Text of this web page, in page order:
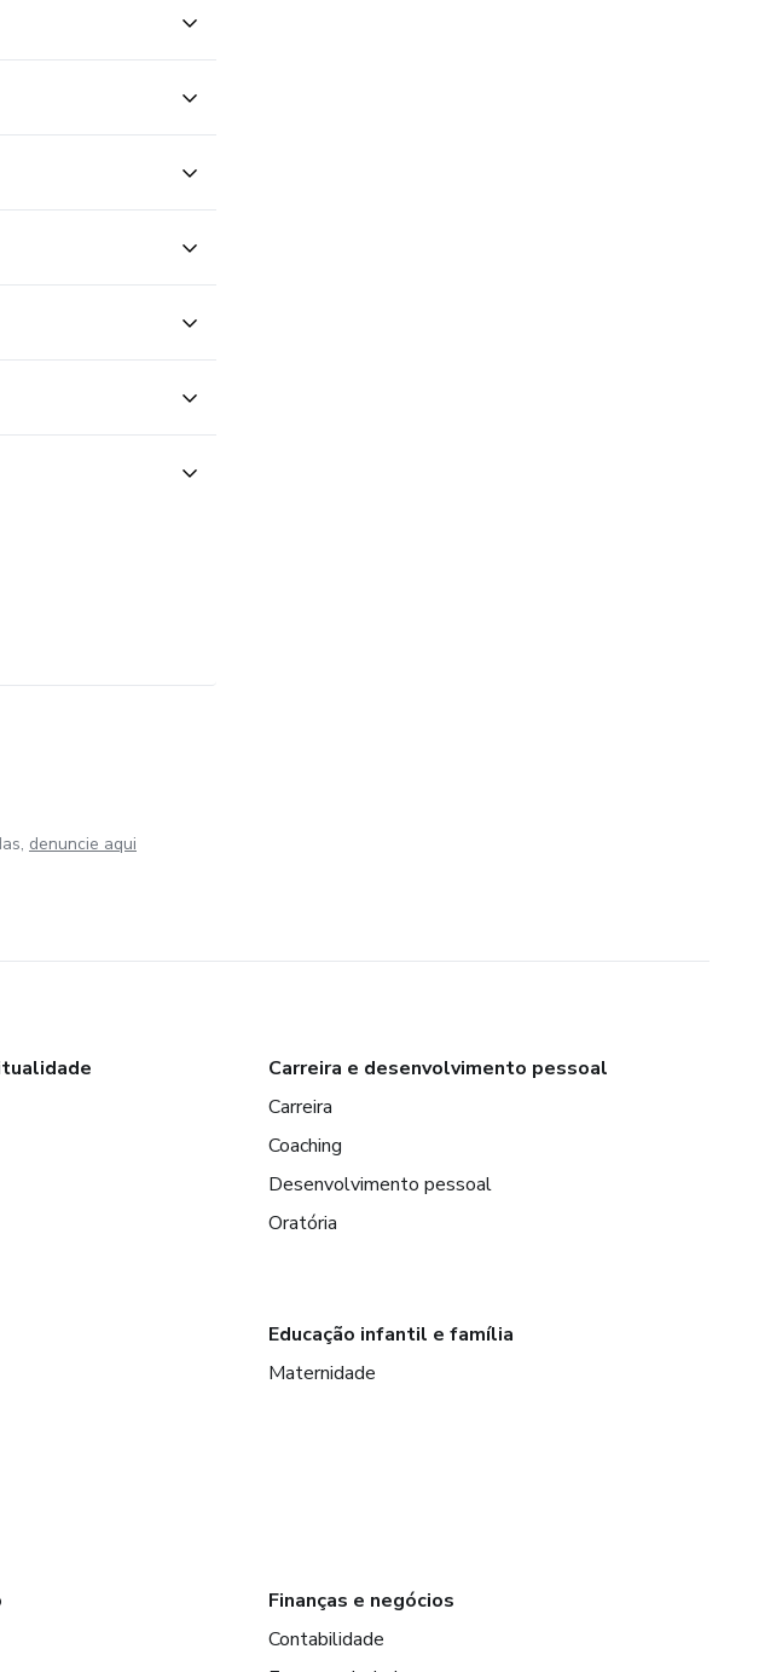
denuncie aqui
Carreira e desenvolvimento pessoal
Carreira
Coaching
Desenvolvimento pessoal
Oratória
Educação infantil e família
Maternidade
Finanças e negócios
Contabilidade